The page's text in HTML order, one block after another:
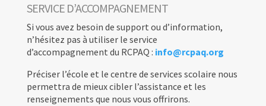
SERVICE D’ACCOMPAGNEMENT
Si vous avez besoin de support ou d’information,
n’hésitez pas à utiliser le service
d’accompagnement du RCPAQ : info@rcpaq.org
Préciser l’école et le centre de services scolaire nous
permettra de mieux cibler l’assistance et les
renseignements que nous vous offrirons.